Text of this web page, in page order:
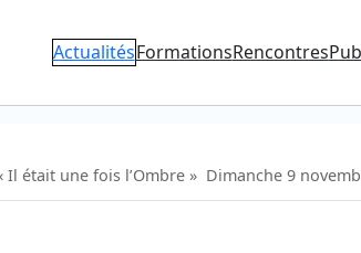
ActualitésFormationsRencontres
Il était une fois l’Ombre » Dimanche 9